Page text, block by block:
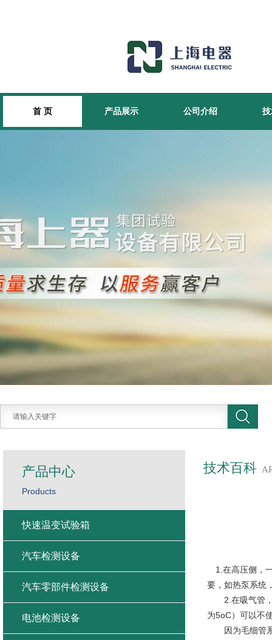
首 页 产品展示 公司介绍
技术百科
1.在高压侧，
要，如热泵系统
2.在吸气管，
为5oC）可以不
因为毛细管系
产品中心
Products
快速温变试验箱
汽车检测设备
汽车零部件检测设备
电池检测设备